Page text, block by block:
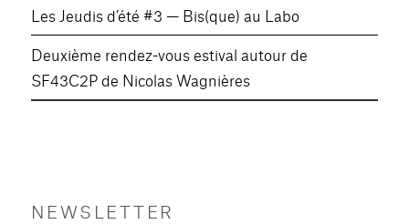
Les Jeudis d’été #3 — Bis(que) au Labo
Deuxième rendez-vous estival autour de
SF43C2P de Nicolas Wagnières
NEWSLETTER